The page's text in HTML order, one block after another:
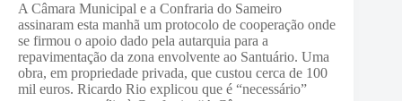
A Câmara Municipal e a Confraria do Sameiro
assinaram esta manhã um protocolo de cooperação onde
se firmou o apoio dado pela autarquia para a
repavimentação da zona envolvente ao Santuário. Uma
obra, em propriedade privada, que custou cerca de 100
mil euros. Ricardo Rio explicou que é “necessário”